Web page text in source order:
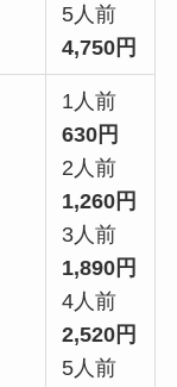
5人前
4,750円
1人前
630円
2人前
1,260円
3人前
1,890円
4人前
2,520円
5人前